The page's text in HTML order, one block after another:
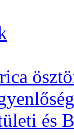
és